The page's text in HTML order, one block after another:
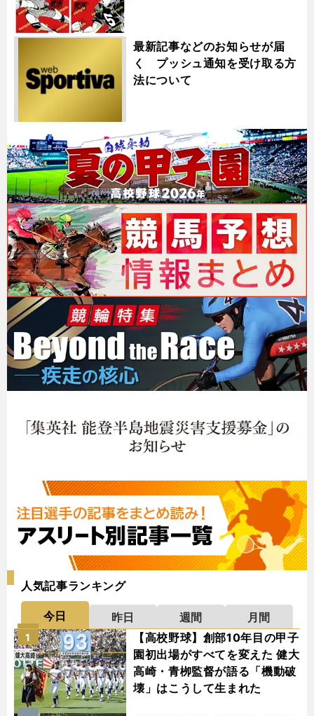
最新記事などのお知らせが届
く プッシュ通知を受け取る方
法について
人気記事ランキング
今日 昨日 週間
月間
【高校野球】創部10年目の甲子
園初出場がすべてを変えた 健大
高崎・青栁監督が語る「機動破
壊」はこうして生まれた
1